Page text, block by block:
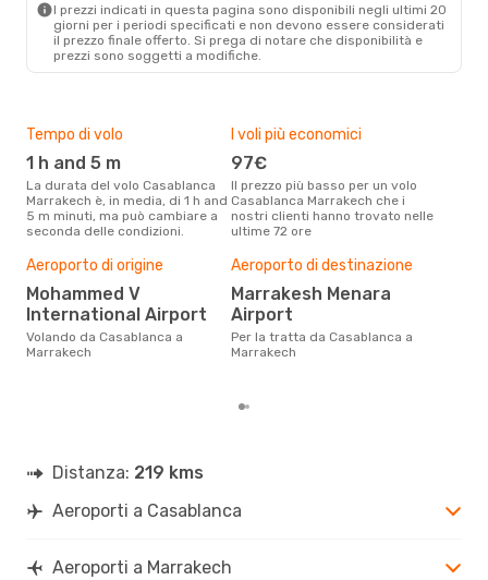
I prezzi indicati in questa pagina sono disponibili negli ultimi 20
giorni per i periodi specificati e non devono essere considerati
il ​​prezzo finale offerto. Si prega di notare che disponibilità e
prezzi sono soggetti a modifiche.
Tempo di volo
1 h and 5 m
La durata del volo Casablanca
Marrakech è, in media, di 1 h and
5 m minuti, ma può cambiare a
seconda delle condizioni.
I voli più economici
97€
Il prezzo più basso per un volo
Casablanca Marrakech che i
nostri clienti hanno trovato nelle
ultime 72 ore
Aeroporto di origine
Mohammed V
International Airport
Volando da Casablanca a
Marrakech
Aeroporto di destinazione
Marrakesh Menara
Airport
Per la tratta da Casablanca a
Marrakech
Distanza: 219 kms
Aeroporti a Casablanca
Aeroporti a Marrakech